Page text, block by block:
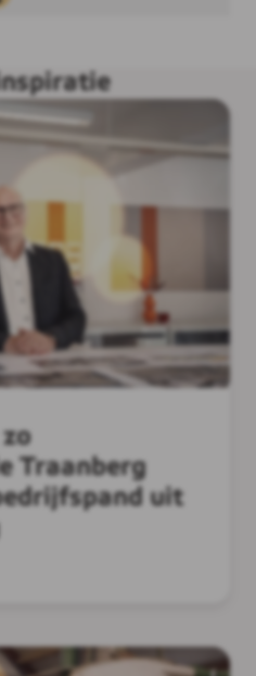
Traanberg
uit